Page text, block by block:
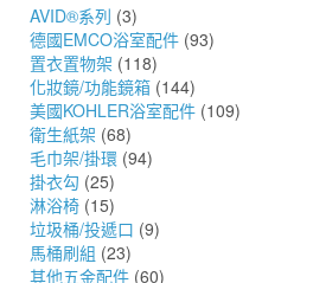
AVID®系列 (3)
德國EMCO浴室配件 (93)
置衣置物架 (118)
化妝鏡/功能鏡箱 (144)
美國KOHLER浴室配件 (109)
衛生紙架 (68)
毛巾架/掛環 (94)
掛衣勾 (25)
淋浴椅 (15)
垃圾桶/投遞口 (9)
馬桶刷組 (23)
其他五金配件 (60)